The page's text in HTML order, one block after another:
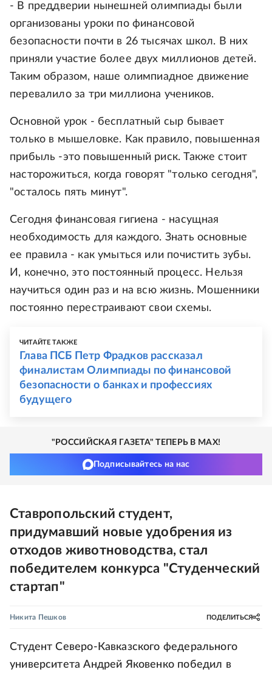
- В преддверии нынешней олимпиады были
организованы уроки по финансовой
безопасности почти в 26 тысячах школ. В них
приняли участие более двух миллионов детей.
Таким образом, наше олимпиадное движение
перевалило за три миллиона учеников.
Основной урок - бесплатный сыр бывает
только в мышеловке. Как правило, повышенная
прибыль -это повышенный риск. Также стоит
насторожиться, когда говорят "только сегодня",
"осталось пять минут".
Сегодня финансовая гигиена - насущная
необходимость для каждого. Знать основные
ее правила - как умыться или почистить зубы.
И, конечно, это постоянный процесс. Нельзя
научиться один раз и на всю жизнь. Мошенники
постоянно перестраивают свои схемы.
ЧИТАЙТЕ ТАКЖЕ
Глава ПСБ Петр Фрадков рассказал
финалистам Олимпиады по финансовой
безопасности о банках и профессиях
будущего
"РОССИЙСКАЯ ГАЗЕТА" ТЕПЕРЬ В MAX!
Подписывайтесь на нас
Ставропольский студент,
придумавший новые удобрения из
отходов животноводства, стал
победителем конкурса "Студенческий
стартап"
Никита Пешков ПОДЕЛИТЬСЯ
Студент Северо-Кавказского федерального
университета Андрей Яковенко победил в